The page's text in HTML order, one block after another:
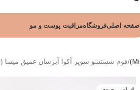
صفحه اصلیفروشگاهمراقبت پوست و مو
فوم شستشو سوپر آکوا آبرسان عمیق میشا (200میل)